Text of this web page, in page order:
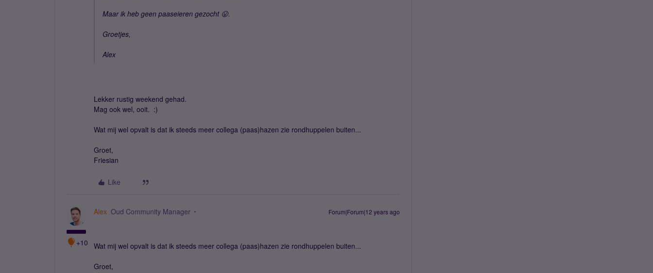
Maar ik heb geen paaseieren gezocht 😛.
Groetjes,
Alex
Lekker rustig weekend gehad.
Mag ook wel, ooit. :)
Wat mij wel opvalt is dat ik steeds meer collega (paas)hazen zie rondhuppelen buiten...
Groet,
Friesian
Like
+10
Alex Oud Community Manager Forum|Forum|12 years ago
Wat mij wel opvalt is dat ik steeds meer collega (paas)hazen zie rondhuppelen buiten...
Groet,